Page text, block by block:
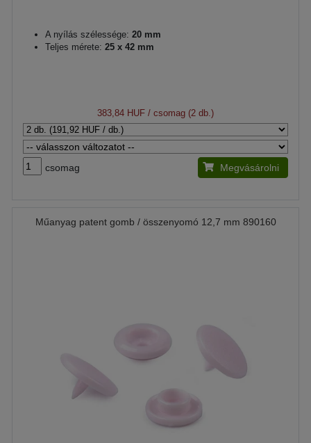
A nyílás szélessége: 20 mm
Teljes mérete: 25 x 42 mm
383,84 HUF / csomag (2 db.)
csomag Megvásárolni
Műanyag patent gomb / összenyomó 12,7 mm 890160